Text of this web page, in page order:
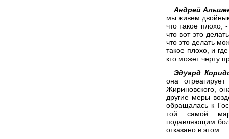
Андрей
мы живем
что такое плохо,
что вот это
что это делать
такое плохо, и
кто может черту
Эдуард
она
Жириновского,
другие меры
обращалась к
той самой
подавляющим
отказано в этом.